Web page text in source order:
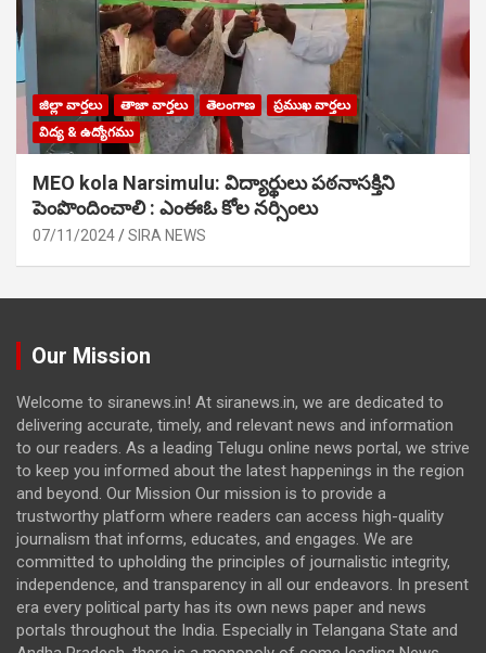
జిల్లా వార్తలు తాజా వార్తలు తెలంగాణ
ప్రముఖ వార్తలు
విద్య & ఉద్యోగము
MEO kola Narsimulu: విద్యార్థులు పఠ‌నాసక్తిని
పెంపొందించాలి : ఎంఈఓ కోల నర్సింలు
07/11/2024 SIRA NEWS
Our Mission
Welcome to siranews.in! At siranews.in, we are dedicated to
delivering accurate, timely, and relevant news and information
to our readers. As a leading Telugu online news portal, we strive
to keep you informed about the latest happenings in the region
and beyond. Our Mission Our mission is to provide a
trustworthy platform where readers can access high-quality
journalism that informs, educates, and engages. We are
committed to upholding the principles of journalistic integrity,
independence, and transparency in all our endeavors. In present
era every political party has its own news paper and news
portals throughout the India. Especially in Telangana State and